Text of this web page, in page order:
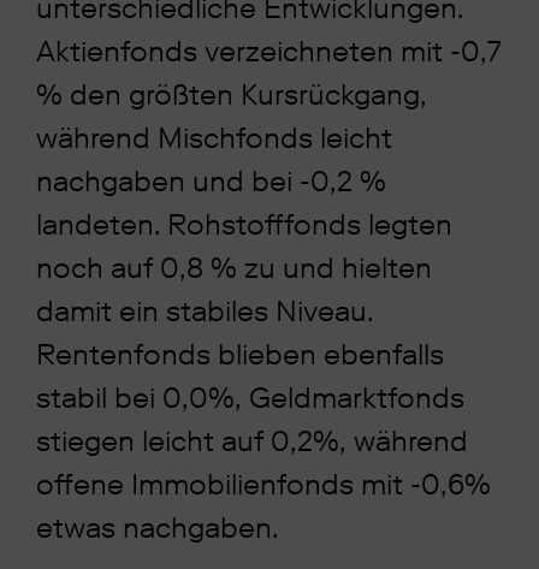
unterschiedliche Entwicklungen.
Aktienfonds verzeichneten mit -0,7
% den größten Kursrückgang,
während Mischfonds leicht
nachgaben und bei -0,2 %
landeten. Rohstofffonds legten
noch auf 0,8 % zu und hielten
damit ein stabiles Niveau.
Rentenfonds blieben ebenfalls
stabil bei 0,0%, Geldmarktfonds
stiegen leicht auf 0,2%, während
offene Immobilienfonds mit -0,6%
etwas nachgaben.